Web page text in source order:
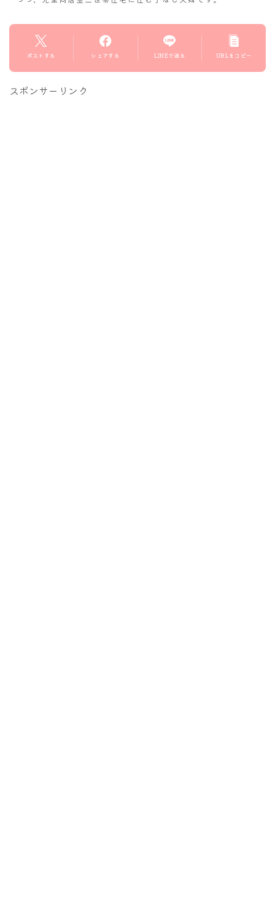
ポストする シェアする LINEで送る URLをコピー
スポンサーリンク